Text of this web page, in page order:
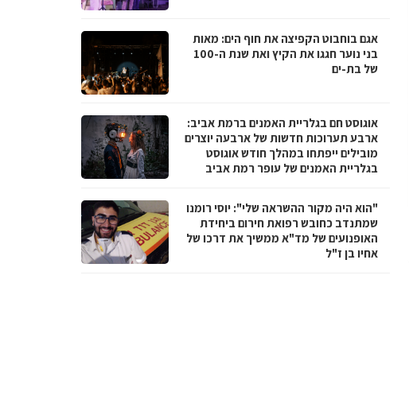
אגם בוחבוט הקפיצה את חוף הים: מאות
בני נוער חגגו את הקיץ ואת שנת ה-100
של בת-ים
אוגוסט חם בגלריית האמנים ברמת אביב:
ארבע תערוכות חדשות של ארבעה יוצרים
מובילים ייפתחו במהלך חודש אוגוסט
בגלריית האמנים של עופר רמת אביב
"הוא היה מקור ההשראה שלי": יוסי רומנו
שמתנדב כחובש רפואת חירום ביחידת
האופנועים של מד"א ממשיך את דרכו של
אחיו בן ז"ל